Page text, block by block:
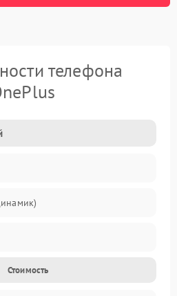
телефона
Стоимость